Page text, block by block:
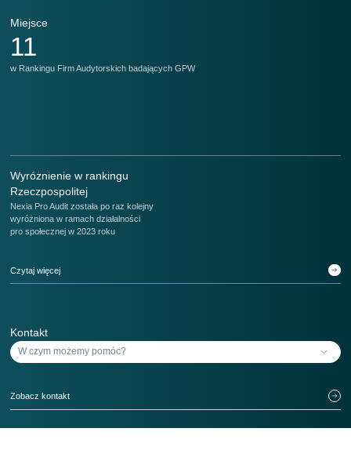
Miejsce
11
w Rankingu Firm Audytorskich badających GPW
Wyróżnienie w rankingu
Rzeczpospolitej
Nexia Pro Audit została po raz kolejny
wyróżniona w ramach działalności
pro społecznej w 2023 roku
Czytaj więcej
Kontakt
Zobacz kontakt